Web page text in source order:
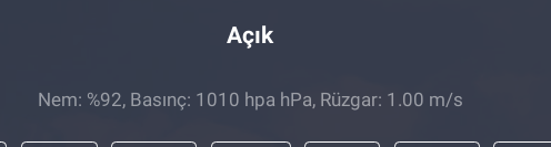
Açık
Nem: %92, Basınç: 1010 hpa hPa, Rüzgar: 1.00 m/s